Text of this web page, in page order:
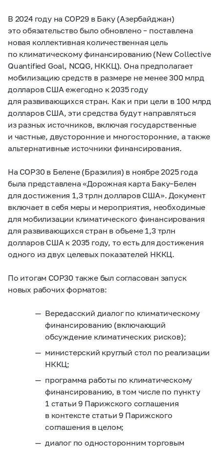
В 2024 году на СОР29 в Баку (Азербайджан)
это обязательство было обновлено – поставлена
новая коллективная количественная цель
по климатическому финансированию (New Collective
Quantified Goal, NCQG, НККЦ). Она предполагает
мобилизацию средств в размере не менее 300 млрд
долларов США ежегодно к 2035 году
для развивающихся стран. Как и при цели в 100 млрд
долларов США, эти средства будут направляться
из разных источников, включая государственные
и частные, двусторонние и многосторонние, а также
альтернативные источники финансирования.
На СОР30 в Белене (Бразилия) в ноябре 2025 года
была представлена «Дорожная карта Баку–Белен
для достижения 1,3 трлн долларов США». Документ
включает в себя меры и мероприятия, необходимые
для мобилизации климатического финансирования
для развивающихся стран в объеме 1,3 трлн
долларов США к 2035 году, то есть для достижения
одного из двух целевых показателей НККЦ.
По итогам СОР30 также был согласован запуск
новых рабочих форматов:
Вередасский диалог по климатическому
финансированию (включающий
обсуждение климатических рисков);
министерский круглый стол по реализации
НККЦ;
программа работы по климатическому
финансированию, в том числе по пункту
1 статьи 9 Парижского соглашения
в контексте статьи 9 Парижского
соглашения в целом;
диалог по односторонним торговым